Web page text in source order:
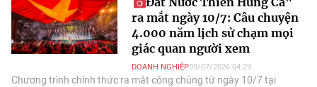
ra mắt ngày 10/7: Câu chuyện
4.000 năm lịch sử chạm mọi
giác quan người xem
DOANH NGHIỆP09/07/2026 04:29
Chương trình chính thức ra mắt công chúng từ ngày 10/7 tại